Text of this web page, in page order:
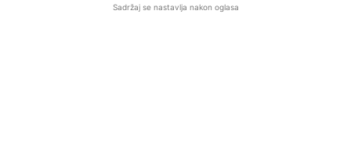
Sadržaj se nastavlja nakon oglasa